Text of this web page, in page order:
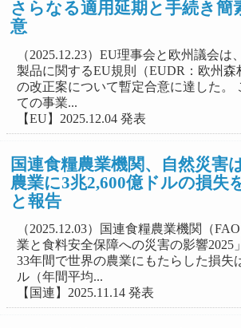
さらなる適用延期と手続き簡
意
（2025.12.23）EU理事会と欧州議会は
製品に関するEU規則（EUDR：欧州森
の改正案について暫定合意に達した。
ての事業...
【EU】2025.12.04 発表
国連食糧農業機関、自然災害
農業に3兆2,600億ドルの損失
と報告
（2025.12.03）国連食糧農業機関（
業と食料安全保障への災害の影響2025
33年間で世界の農業にもたらした損失
ル（年間平均...
【国連】2025.11.14 発表